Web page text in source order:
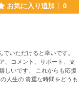
お気に入り追加 0
、コメント、サポート、支
しいです。 これからも応援